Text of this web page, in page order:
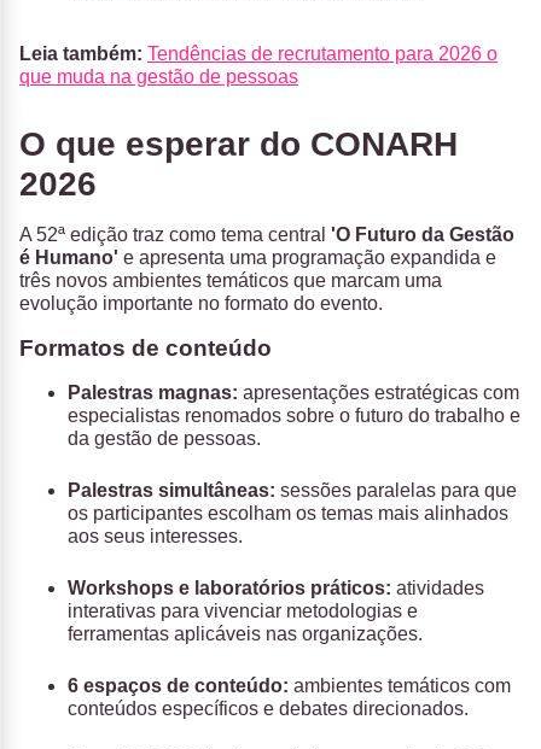
Leia também: Tendências de recrutamento para 2026 o
que muda na gestão de pessoas
O que esperar do CONARH
2026
A 52ª edição traz como tema central 'O Futuro da Gestão
é Humano' e apresenta uma programação expandida e
três novos ambientes temáticos que marcam uma
evolução importante no formato do evento.
Formatos de conteúdo
Palestras magnas: apresentações estratégicas com
especialistas renomados sobre o futuro do trabalho e
da gestão de pessoas.
Palestras simultâneas: sessões paralelas para que
os participantes escolham os temas mais alinhados
aos seus interesses.
Workshops e laboratórios práticos: atividades
interativas para vivenciar metodologias e
ferramentas aplicáveis nas organizações.
6 espaços de conteúdo: ambientes temáticos com
conteúdos específicos e debates direcionados.